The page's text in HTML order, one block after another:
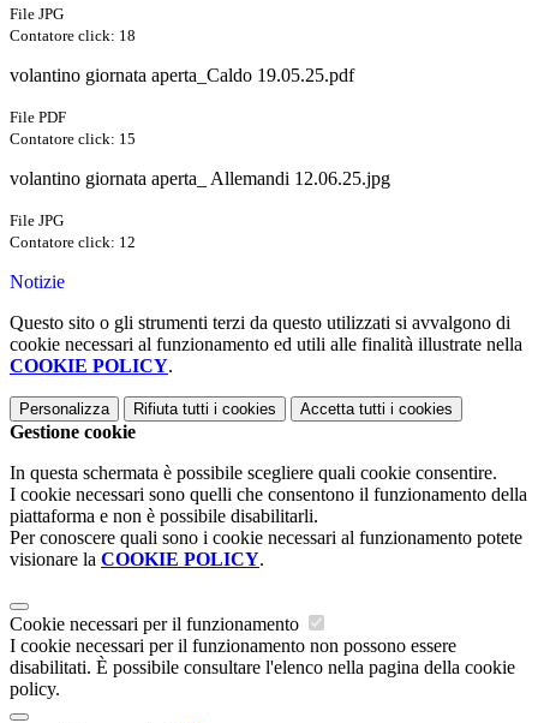
File JPG
Contatore click: 18
volantino giornata aperta_Caldo 19.05.25.pdf
File PDF
Contatore click: 15
volantino giornata aperta_ Allemandi 12.06.25.jpg
File JPG
Contatore click: 12
Notizie
Questo sito o gli strumenti terzi da questo utilizzati si avvalgono di
cookie necessari al funzionamento ed utili alle finalità illustrate nella
COOKIE POLICY.
Personalizza Rifiuta tutti i cookies Accetta tutti i cookies
Gestione cookie
In questa schermata è possibile scegliere quali cookie consentire.
I cookie necessari sono quelli che consentono il funzionamento della
piattaforma e non è possibile disabilitarli.
Per conoscere quali sono i cookie necessari al funzionamento potete
visionare la COOKIE POLICY.
Cookie necessari per il funzionamento
I cookie necessari per il funzionamento non possono essere
disabilitati. È possibile consultare l'elenco nella pagina della cookie
policy.